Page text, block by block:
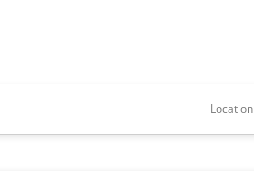
Location